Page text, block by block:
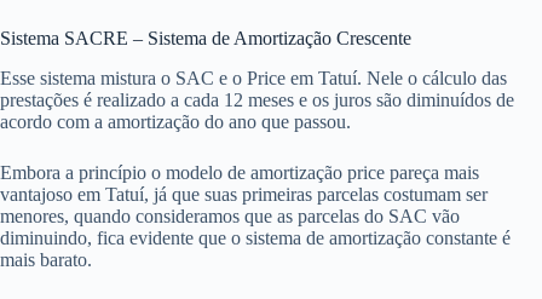
Sistema SACRE – Sistema de Amortização Crescente
Esse sistema mistura o SAC e o Price em Tatuí. Nele o cálculo das
prestações é realizado a cada 12 meses e os juros são diminuídos de
acordo com a amortização do ano que passou.
Embora a princípio o modelo de amortização price pareça mais
vantajoso em Tatuí, já que suas primeiras parcelas costumam ser
menores, quando consideramos que as parcelas do SAC vão
diminuindo, fica evidente que o sistema de amortização constante é
mais barato.